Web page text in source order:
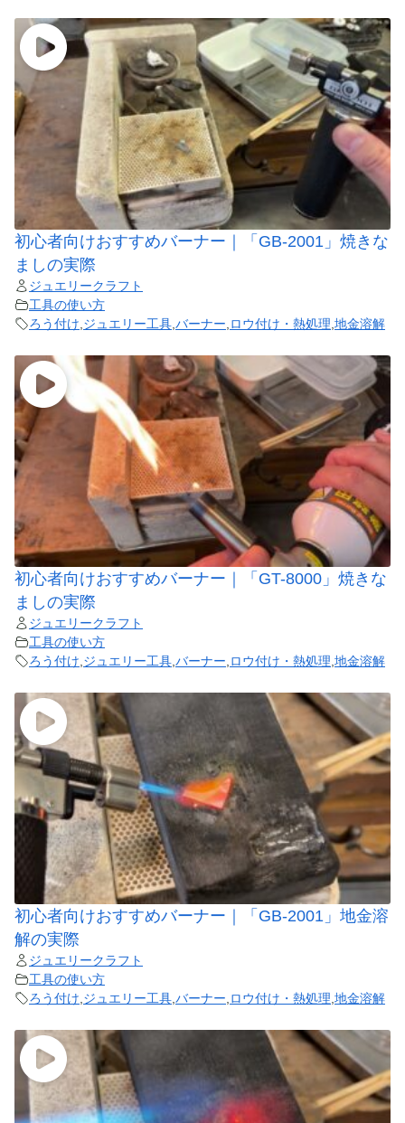
初心者向けおすすめバーナー｜「GB-2001」焼きな
ましの実際
ジュエリークラフト
工具の使い方
ろう付け ジュエリー工具 バーナー ロウ付け・熱処理 地金溶解
初心者向けおすすめバーナー｜「GT-8000」焼きな
ましの実際
ジュエリークラフト
工具の使い方
ろう付け ジュエリー工具 バーナー ロウ付け・熱処理 地金溶解
初心者向けおすすめバーナー｜「GB-2001」地金溶
解の実際
ジュエリークラフト
工具の使い方
ろう付け ジュエリー工具 バーナー ロウ付け・熱処理 地金溶解